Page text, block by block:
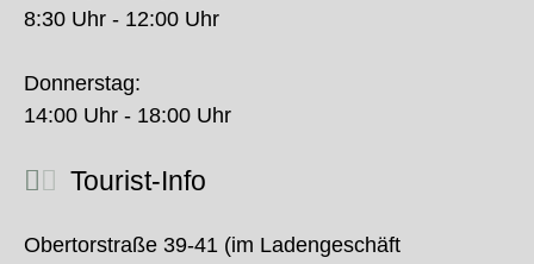
8:30 Uhr - 12:00 Uhr
Donnerstag:
14:00 Uhr - 18:00 Uhr
Tourist-Info
Obertorstraße 39-41 (im Ladengeschäft